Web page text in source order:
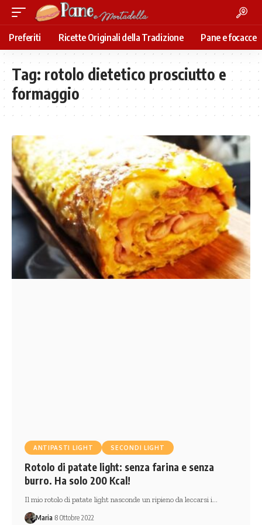
Preferiti Ricette Originali della Tradizione Pane e focacce
Tag: rotolo dietetico prosciutto e
formaggio
ANTIPASTI LIGHT SECONDI LIGHT
Rotolo di patate light: senza farina e senza
burro. Ha solo 200 Kcal!
Il mio rotolo di patate light nasconde un ripieno da leccarsi i…
Maria 8 Ottobre 2022